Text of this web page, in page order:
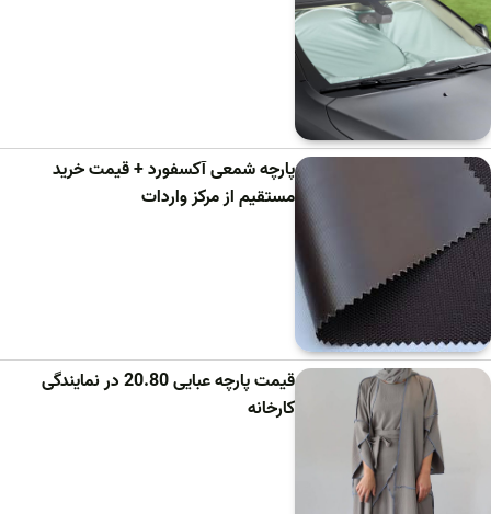
پارچه شمعی آکسفورد + قیمت خرید
مستقیم از مرکز واردات
قیمت پارچه عبایی 20.80 در نمایندگی
کارخانه